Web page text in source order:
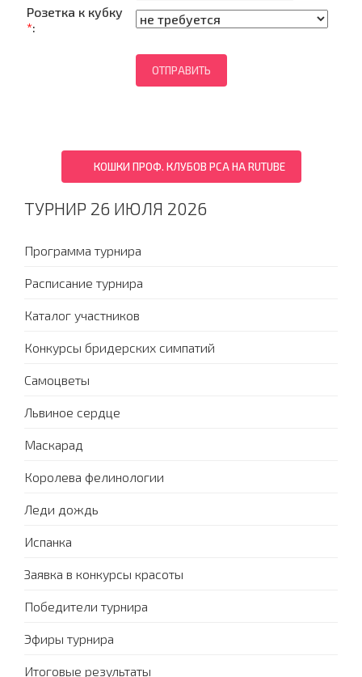
Розетка к кубку
*:
КОШКИ ПРОФ. КЛУБОВ PCA НА RUTUBE
ТУРНИР 26 ИЮЛЯ 2026
Программа турнира
Расписание турнира
Каталог участников
Конкурсы бридерских симпатий
Самоцветы
Львиное сердце
Маскарад
Королева фелинологии
Леди дождь
Испанка
Заявка в конкурсы красоты
Победители турнира
Эфиры турнира
Итоговые результаты